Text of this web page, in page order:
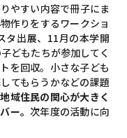
やすい内容で冊子にま
作りをするワークショ
タ出展、11月の本学開
どもたちが参加してく
を回収。小さな子ども
てもらうかなどの課題
域住民の関心が大きく
ー。次年度の活動に向